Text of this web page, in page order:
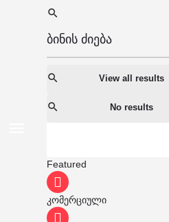
View all results
No results
Featured
კომერციული